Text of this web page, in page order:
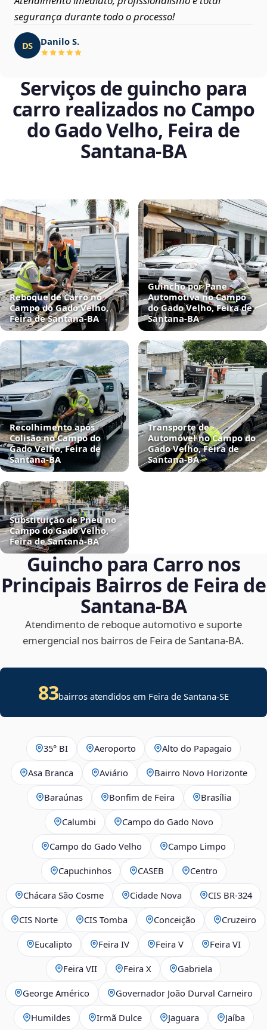
segurança durante todo o processo!
DS Danilo S.
Serviços de guincho para
carro realizados no Campo
do Gado Velho, Feira de
Santana‑BA
Reboque de Carro no
Campo do Gado Velho,
Feira de Santana‑BA
Guincho por Pane
Automotiva no Campo
do Gado Velho, Feira de
Santana‑BA
Recolhimento após
Colisão no Campo do
Gado Velho, Feira de
Santana‑BA
Transporte de
Automóvel no Campo do
Gado Velho, Feira de
Santana‑BA
Substituição de Pneu no
Campo do Gado Velho,
Feira de Santana‑BA
Guincho para Carro nos
Principais Bairros de Feira de
Santana‑BA
Atendimento de reboque automotivo e suporte
emergencial nos bairros de Feira de Santana‑BA.
83bairros atendidos em Feira de Santana-SE
35° BI Aeroporto Alto do Papagaio
Asa Branca Aviário Bairro Novo Horizonte
Baraúnas Bonfim de Feira Brasília
Calumbi Campo do Gado Novo
Campo do Gado Velho Campo Limpo
Capuchinhos CASEB Centro
Chácara São Cosme Cidade Nova CIS BR‑324
CIS Norte CIS Tomba Conceição Cruzeiro
Eucalipto Feira IV Feira V Feira VI
Feira VII Feira X Gabriela
George Américo Governador João Durval Carneiro
Humildes Irmã Dulce Jaguara Jaíba